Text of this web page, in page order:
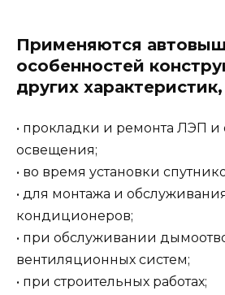
Применяются
особенностей
других
• прокладки и ремонта ЛЭП и
освещения;
• во время установки
• для монтажа и
кондиционеров;
• при обслуживании
вентиляционных систем;
• при строительных работах;